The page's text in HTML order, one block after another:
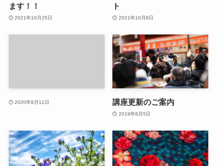
ます！！
2021年10月25日
ト
2021年10月8日
2020年8月11日 講座更新のご案内
2019年8月5日